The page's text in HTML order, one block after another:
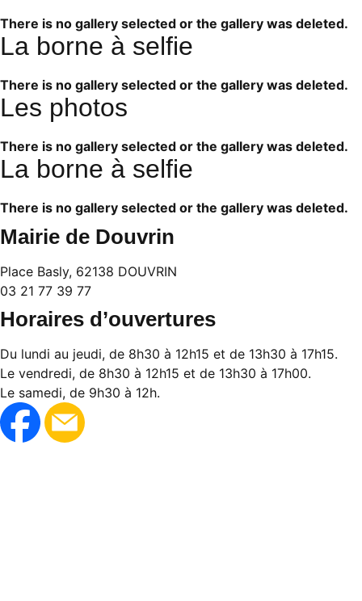
There is no gallery selected or the gallery was deleted.
La borne à selfie
There is no gallery selected or the gallery was deleted.
Les photos
There is no gallery selected or the gallery was deleted.
La borne à selfie
There is no gallery selected or the gallery was deleted.
Mairie de Douvrin
Place Basly, 62138 DOUVRIN
03 21 77 39 77
Horaires d’ouvertures
Du lundi au jeudi, de 8h30 à 12h15 et de 13h30 à 17h15.
Le vendredi, de 8h30 à 12h15 et de 13h30 à 17h00.
Le samedi, de 9h30 à 12h.